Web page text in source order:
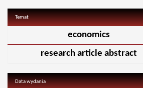
Temat
economics
research article abstract
Data wydania